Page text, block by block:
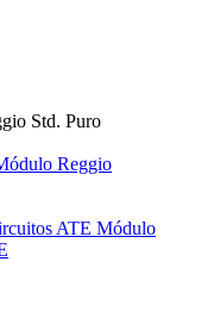
Std. Puro
Reggio
Módulo